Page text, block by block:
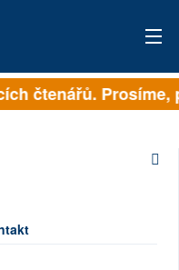
čtenářů. Prosíme,